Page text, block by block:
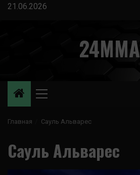
Перейти
21.06.2026
24MMA
Основное
Главная Сауль Альварес
Сауль Альварес